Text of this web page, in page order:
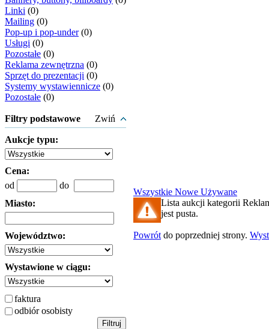
Linki (0)
Mailing (0)
Pop-up i pop-under(0)
Usługi (0)
Pozostałe (0)
Reklama zewnętrzna (0)
Sprzęt do prezentacji (0)
Systemy wystawiennicze (0)
Pozostałe (0)
Filtry podstawowe Zwiń
Aukcje typu:
Cena:
od
do
Miasto:
Województwo:
Wystawione w ciągu:
faktura
odbiór osobisty
Wszystkie Nowe Używane
Lista aukcji kategorii
jest pusta.
Powrót do poprzedniej strony.